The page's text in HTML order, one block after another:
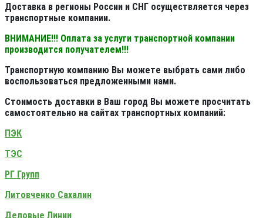
Доставка в регионы России и СНГ осуществляется через
транспортные компании.
ВНИМАНИЕ!!! Оплата за услуги транспортной компании
производится получателем!!!
Транспортную компанию Вы можете выбрать сами либо
воспользоваться предложенными нами.
Стоимость доставки в Ваш город Вы можете просчитать
самостоятельно на сайтах транспортных компаний:
ПЭК
ТЭС
РГ Групп
Литовченко Сахалин
Деловые Линии